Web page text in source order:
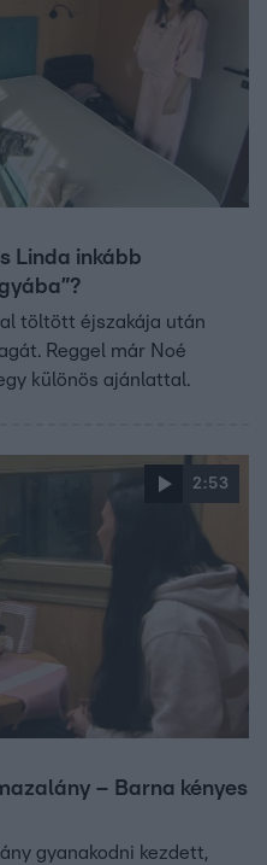
Linda inkább
töltött éjszakája után
Reggel már Noé
különös ajánlattal.
2:53
– Barna kényes
gyanakodni kezdett,